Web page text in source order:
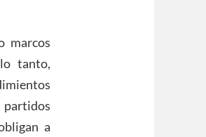
marcos
tanto,
partidos
a